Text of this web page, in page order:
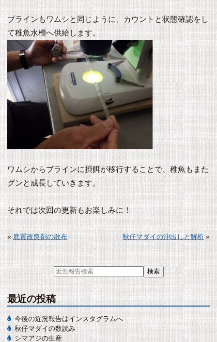
ブラインもワムシと同じように、カウントと状態確認をし
て稚魚水槽へ供給します。
ワムシからブラインに摂餌が移行することで、稚魚もまた
グンと成長していきます。
それでは次回の更新もお楽しみに！
« 底質改良剤の散布 秋仔マダイの沖出しと解析 »
最近の投稿
今後の近況報告はインスタグラムへ
秋仔マダイの数読み
シマアジの生産